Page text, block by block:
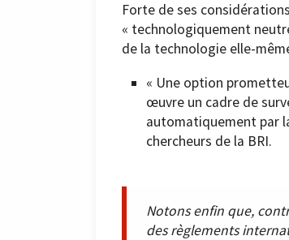
Forte de ses
« technologiquement
de la technologie elle-
« Une option
œuvre un cadre de
automatiquement par
chercheurs de la BRI.
Notons enfin que,
des règlements